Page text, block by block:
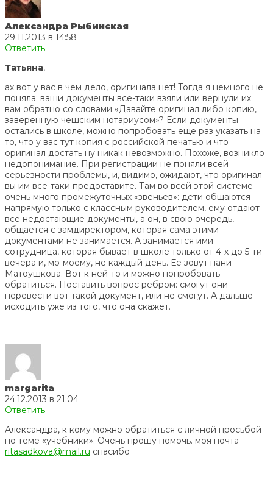
Александра Рыбинская
29.11.2013 в 14:58
Ответить
Татьяна,
ах вот у вас в чем дело, оригинала нет! Тогда я немного не
поняла: ваши документы все-таки взяли или вернули их
вам обратно со словами «Давайте оригинал либо копию,
заверенную чешским нотариусом»? Если документы
остались в школе, можно попробовать еще раз указать на
то, что у вас тут копия с российской печатью и что
оригинал достать ну никак невозможно. Похоже, возникло
недопонимание. При регистрации не поняли всей
серьезности проблемы, и, видимо, ожидают, что оригинал
вы им все-таки предоставите. Там во всей этой системе
очень много промежуточных «звеньев»: дети общаются
напрямую только с классным руководителем, ему отдают
все недостающие документы, а он, в свою очередь,
общается с замдиректором, которая сама этими
документами не занимается. А занимается ими
сотрудница, которая бывает в школе только от 4-х до 5-ти
вечера и, мо-моему, не каждый день. Ее зовут пани
Матоушкова. Вот к ней-то и можно попробовать
обратиться. Поставить вопрос ребром: смогут они
перевести вот такой документ, или не смогут. А дальше
исходить уже из того, что она скажет.
margarita
24.12.2013 в 21:04
Ответить
Александра, к кому можно обратиться с личной просьбой
по теме «учебники». Очень прошу помочь. моя почта
ritasadkova@mail.ru спасибо